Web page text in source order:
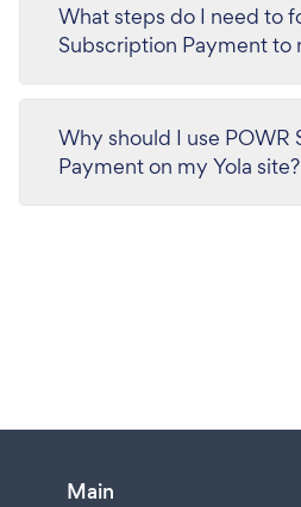
What steps do I need to
Subscription Payment to
Why should I use POWR
Payment on my Yola site?
Main